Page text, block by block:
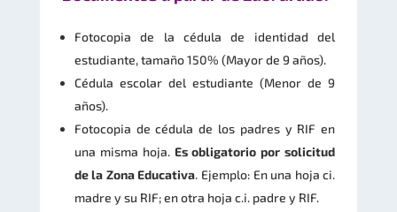
Fotocopia de la cédula de identidad del
estudiante, tamaño 150% (Mayor de 9 años).
Cédula escolar del estudiante (Menor de 9
años).
Fotocopia de cédula de los padres y RIF en
una misma hoja. Es obligatorio por solicitud
de la Zona Educativa. Ejemplo: En una hoja ci.
madre y su RIF; en otra hoja c.i. padre y RIF.